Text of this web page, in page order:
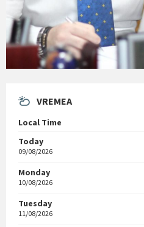
VREMEA
Local Time
Today
09/08/2026
Monday
10/08/2026
Tuesday
11/08/2026